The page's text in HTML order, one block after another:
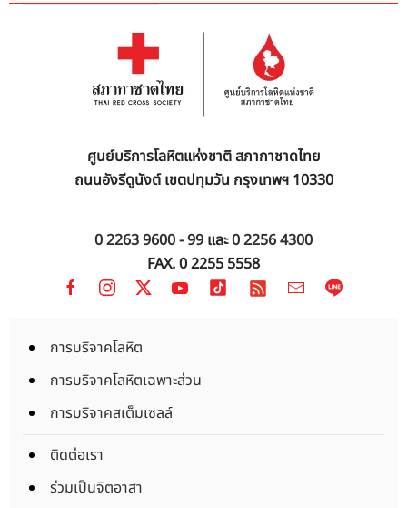
ศูนย์บริการโลหิตแห่งชาติ สภากาชาดไทย
ถนนอังรีดูนังต์ เขตปทุมวัน กรุงเทพฯ 10330
0 2263 9600 - 99 และ0 2256 4300
FAX. 0 2255 5558
การบริจาคโลหิต
การบริจาคโลหิตเฉพาะส่วน
การบริจาคสเต็มเซลล์
ติดต่อเรา
ร่วมเป็นจิตอาสา